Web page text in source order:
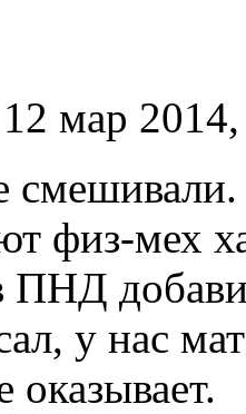
12 мар
физ-мех
ПНД
у нас
оказывает.